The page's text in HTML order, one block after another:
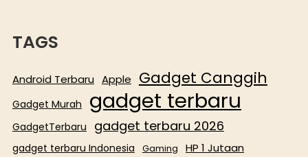
TAGS
Android Terbaru Apple Gadget Canggih
Gadget Murah gadget terbaru
GadgetTerbaru gadget terbaru 2026
gadget terbaru Indonesia Gaming HP 1 Jutaan